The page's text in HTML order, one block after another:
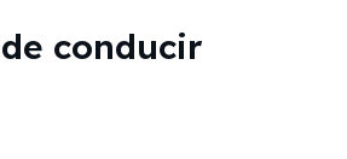
conducir